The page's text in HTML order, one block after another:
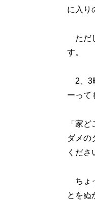
に入り
ただ
す。
2、3
ーって
「家
ダメの
くださ
ちょ
とをぬ